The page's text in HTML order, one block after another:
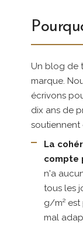
Un blog de
marque.
écrivons
dix ans de
soutiennent
La
compte
n'a
tous les
g/m² est
mal